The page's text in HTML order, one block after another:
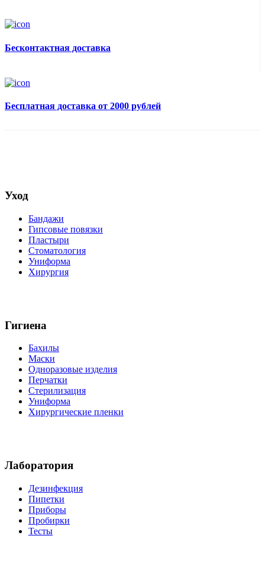
Бесконтактная доставка
Бесплатная доставка от 2000 рублей
Уход
Бандажи
Гипсовые повязки
Пластыри
Стоматология
Униформа
Хирургия
Гигиена
Бахилы
Маски
Одноразовые изделия
Перчатки
Стерилизация
Униформа
Хирургические пленки
Лаборатория
Дезинфекция
Пипетки
Приборы
Пробирки
Тесты